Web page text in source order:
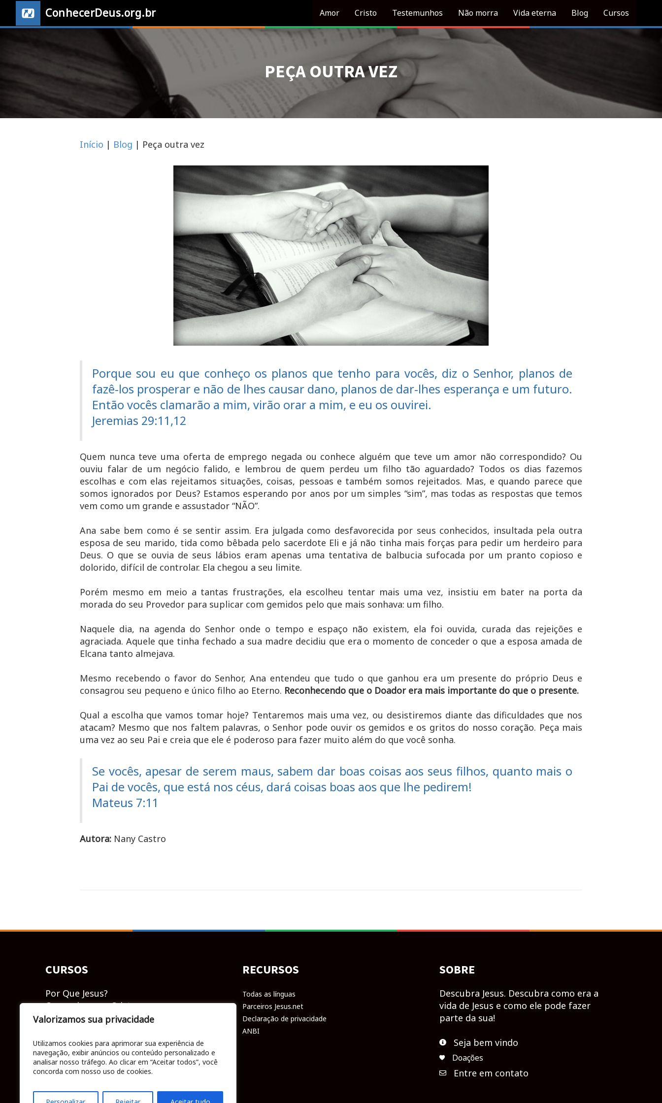
Valorizamos sua privacidade
Utilizamos cookies para aprimorar sua experiência de
navegação, exibir anúncios ou conteúdo personalizado e
analisar nosso tráfego. Ao clicar em “Aceitar todos”, você
concorda com nosso uso de cookies.
ConhecerDeus.org.br Amor Cristo Testemunhos Não morra Vida eterna Blog Cursos
PEÇA OUTRA VEZ
Início | Blog | Peça outra vez
Porque sou eu que conheço os planos que tenho para vocês, diz o Senhor, planos de
fazê-los prosperar e não de lhes causar dano, planos de dar-lhes esperança e um futuro.
Então vocês clamarão a mim, virão orar a mim, e eu os ouvirei.
Jeremias 29:11,12
Quem nunca teve uma oferta de emprego negada ou conhece alguém que teve um amor não correspondido? Ou
ouviu falar de um negócio falido, e lembrou de quem perdeu um filho tão aguardado? Todos os dias fazemos
escolhas e com elas rejeitamos situações, coisas, pessoas e também somos rejeitados. Mas, e quando parece que
somos ignorados por Deus? Estamos esperando por anos por um simples “sim”, mas todas as respostas que temos
vem como um grande e assustador “NÃO”.
Ana sabe bem como é se sentir assim. Era julgada como desfavorecida por seus conhecidos, insultada pela outra
esposa de seu marido, tida como bêbada pelo sacerdote Eli e já não tinha mais forças para pedir um herdeiro para
Deus. O que se ouvia de seus lábios eram apenas uma tentativa de balbucia sufocada por um pranto copioso e
dolorido, difícil de controlar. Ela chegou a seu limite.
Porém mesmo em meio a tantas frustrações, ela escolheu tentar mais uma vez, insistiu em bater na porta da
morada do seu Provedor para suplicar com gemidos pelo que mais sonhava: um filho.
Naquele dia, na agenda do Senhor onde o tempo e espaço não existem, ela foi ouvida, curada das rejeições e
agraciada. Aquele que tinha fechado a sua madre decidiu que era o momento de conceder o que a esposa amada de
Elcana tanto almejava.
Mesmo recebendo o favor do Senhor, Ana entendeu que tudo o que ganhou era um presente do próprio Deus e
consagrou seu pequeno e único filho ao Eterno. Reconhecendo que o Doador era mais importante do que o presente.
Qual a escolha que vamos tomar hoje? Tentaremos mais uma vez, ou desistiremos diante das dificuldades que nos
atacam? Mesmo que nos faltem palavras, o Senhor pode ouvir os gemidos e os gritos do nosso coração. Peça mais
uma vez ao seu Pai e creia que ele é poderoso para fazer muito além do que você sonha.
Se vocês, apesar de serem maus, sabem dar boas coisas aos seus filhos, quanto mais o
Pai de vocês, que está nos céus, dará coisas boas aos que lhe pedirem!
Mateus 7:11
Autora: Nany Castro
CURSOS
Por Que Jesus?
Como viver em Cristo
Bases do cristianismo
Liberdade financeira
Aprendendo a me relacionar
RECURSOS
Todas as línguas
Parceiros Jesus.net
Declaração de privacidade
ANBI
SOBRE
Descubra Jesus. Descubra como era a
vida de Jesus e como ele pode fazer
parte da sua!
Seja bem vindo
Doações
Entre em contato